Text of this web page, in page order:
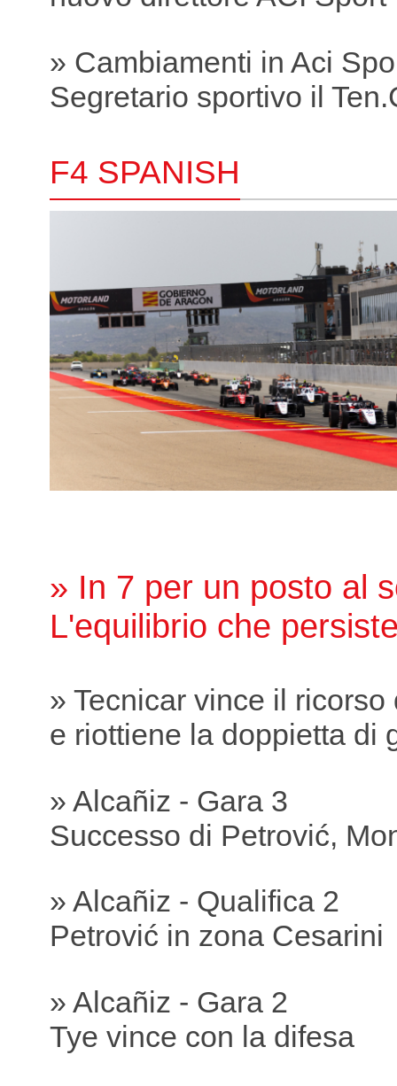
» Cambiamenti in Aci
Segretario sportivo il
F4 SPANISH
» In 7 per un posto al
L'equilibrio che
» Tecnicar vince il ricorso
e riottiene la doppietta di
» Alcañiz - Gara 3
Successo di Petrović,
» Alcañiz - Qualifica 2
Petrović in zona Cesarini
» Alcañiz - Gara 2
Tye vince con la difesa